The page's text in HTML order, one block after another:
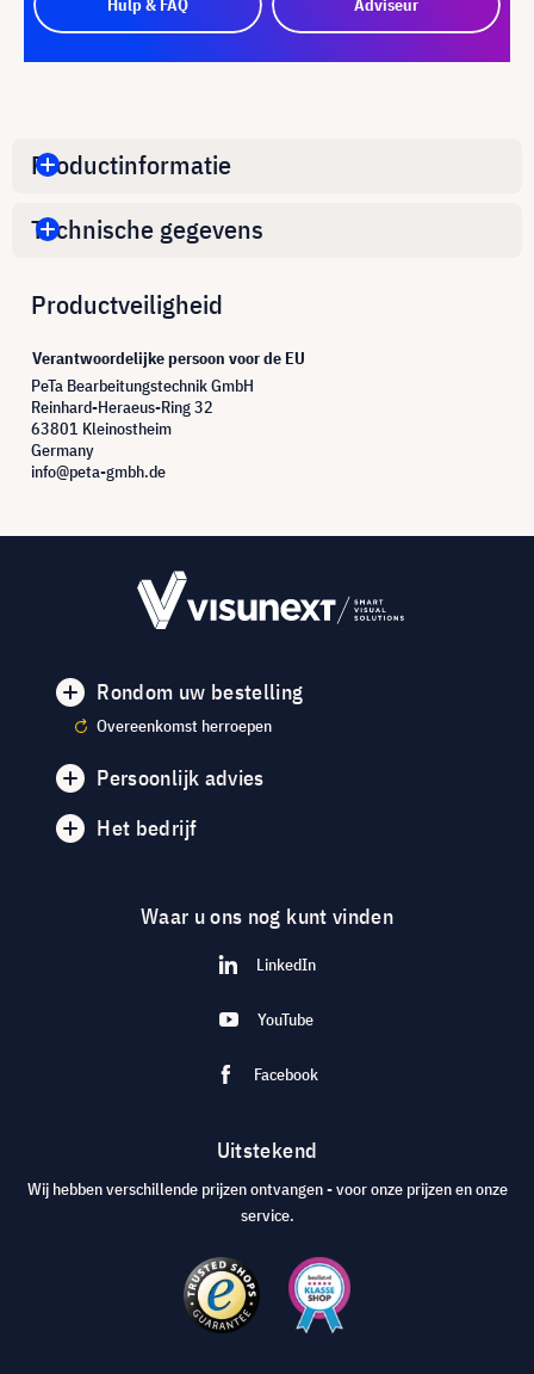
Hulp & FAQ Adviseur
Productinformatie
Technische gegevens
Productveiligheid
Verantwoordelijke persoon voor de EU
PeTa Bearbeitungstechnik GmbH
Reinhard-Heraeus-Ring 32
63801 Kleinostheim
Germany
info@peta-gmbh.de
Rondom uw bestelling
Overeenkomst herroepen
Persoonlijk advies
Het bedrijf
Waar u ons nog kunt vinden
LinkedIn
YouTube
Facebook
Uitstekend
Wij hebben verschillende prijzen ontvangen - voor onze prijzen en onze
service.